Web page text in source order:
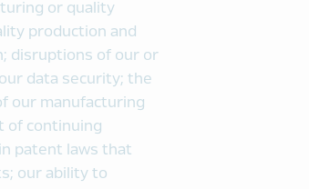
or quality
production and
disruptions of our or
data security; the
our manufacturing
of continuing
patent laws that
our ability to